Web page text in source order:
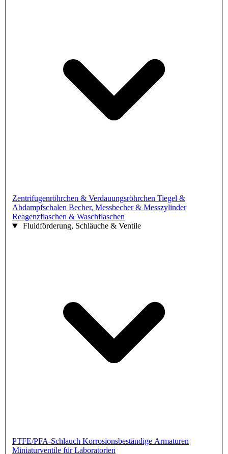
Zentrifugenröhrchen & Verdauungsröhrchen Tiegel &
Abdampfschalen Becher, Messbecher & Messzylinder
Reagenzflaschen & Waschflaschen
Fluidförderung, Schläuche & Ventile
PTFE/PFA-Schlauch Korrosionsbeständige Armaturen
Miniaturventile für Laboratorien